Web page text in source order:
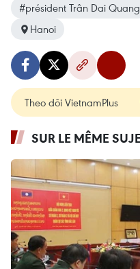
#président Trân Dai Quang
Hanoi
Theo dõi VietnamPlus
SUR LE MÊME